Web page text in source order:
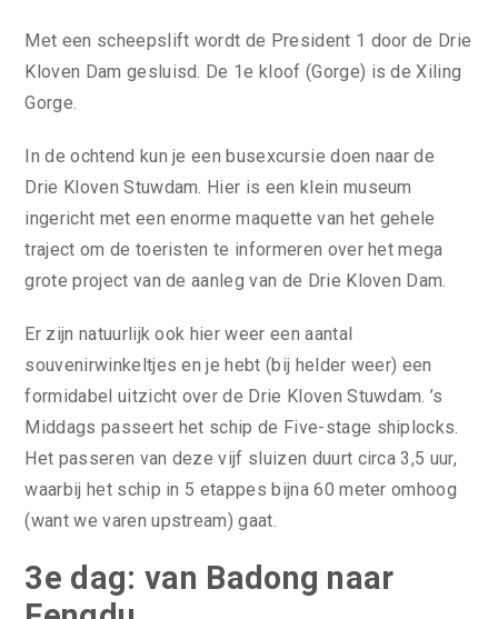
Met een scheepslift wordt de President 1 door de Drie
Kloven Dam gesluisd. De 1e kloof (Gorge) is de Xiling
Gorge.
In de ochtend kun je een busexcursie doen naar de
Drie Kloven Stuwdam. Hier is een klein museum
ingericht met een enorme maquette van het gehele
traject om de toeristen te informeren over het mega
grote project van de aanleg van de Drie Kloven Dam.
Er zijn natuurlijk ook hier weer een aantal
souvenirwinkeltjes en je hebt (bij helder weer) een
formidabel uitzicht over de Drie Kloven Stuwdam. ’s
Middags passeert het schip de Five-stage shiplocks.
Het passeren van deze vijf sluizen duurt circa 3,5 uur,
waarbij het schip in 5 etappes bijna 60 meter omhoog
(want we varen upstream) gaat.
3e dag: van Badong naar